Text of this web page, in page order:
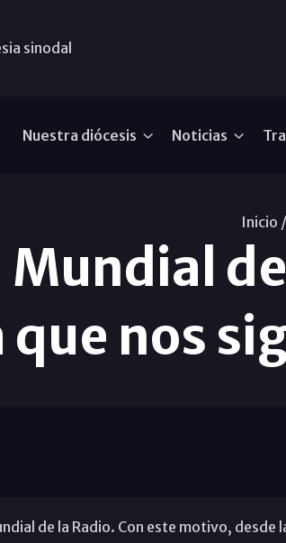
sinodal
Nuestra diócesis Noticias
Inicio /
Mundial
que nos
de la Radio. Con este motivo, desde